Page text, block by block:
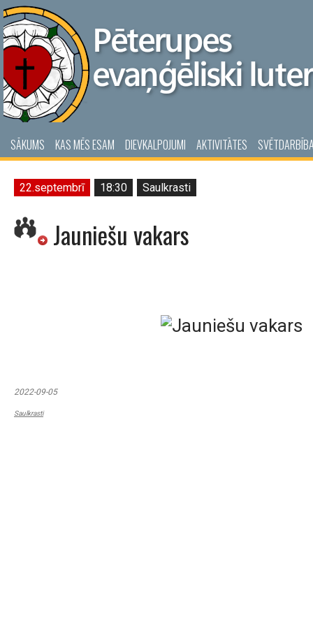
SĀKUMS KAS MĒS ESAM DIEVKALPOJUMI AKTIVITĀTES
22.septembrī 18:30 Saulkrasti
Jauniešu vakars
2022-09-05
Saulkrasti